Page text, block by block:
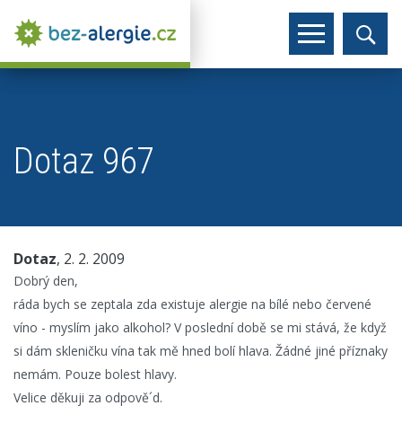
Dotaz 967
Dotaz, 2. 2. 2009
Dobrý den,
ráda bych se zeptala zda existuje alergie na bílé nebo červené
víno - myslím jako alkohol? V poslední době se mi stává, že když
si dám skleničku vína tak mě hned bolí hlava. Žádné jiné příznaky
nemám. Pouze bolest hlavy.
Velice děkuji za odpově´d.